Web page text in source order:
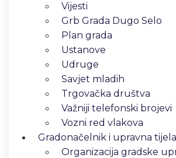
Vijesti
Grb Grada Dugo Selo
Plan grada
Ustanove
Udruge
Savjet mladih
Trgovačka društva
Važniji telefonski brojevi
Vozni red vlakova
Gradonačelnik i upravna tijela
Organizacija gradske